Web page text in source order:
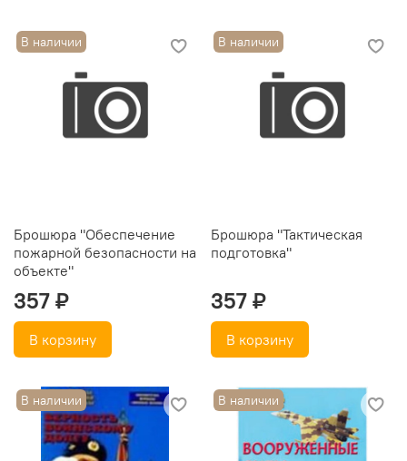
В наличии
Брошюра "Обеспечение
пожарной безопасности на
объекте"
357 ₽
В корзину
В наличии
Брошюра "Тактическая
подготовка"
357 ₽
В корзину
В наличии В наличии